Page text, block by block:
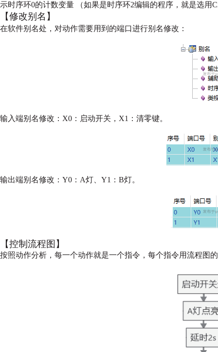
示时序环0的计数变量
（如果是时序环2编辑的程序，就是选
【修改别名】
在软件别名处，对动作需要用到的端口进行别名修改：
输入端别名修改：X0：启动开关，X1：清零键。
输出端别名修改：Y0：A灯、Y1：B灯。
【控制流程图】
按照动作分析，每一个动作就是一个指令，每个指令用流程图